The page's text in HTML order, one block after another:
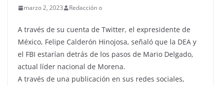
marzo 2, 2023 Redacción o
A través de su cuenta de Twitter, el expresidente de
México, Felipe Calderón Hinojosa, señaló que la DEA y
el FBI estarían detrás de los pasos de Mario Delgado,
actual líder nacional de Morena.
A través de una publicación en sus redes sociales,